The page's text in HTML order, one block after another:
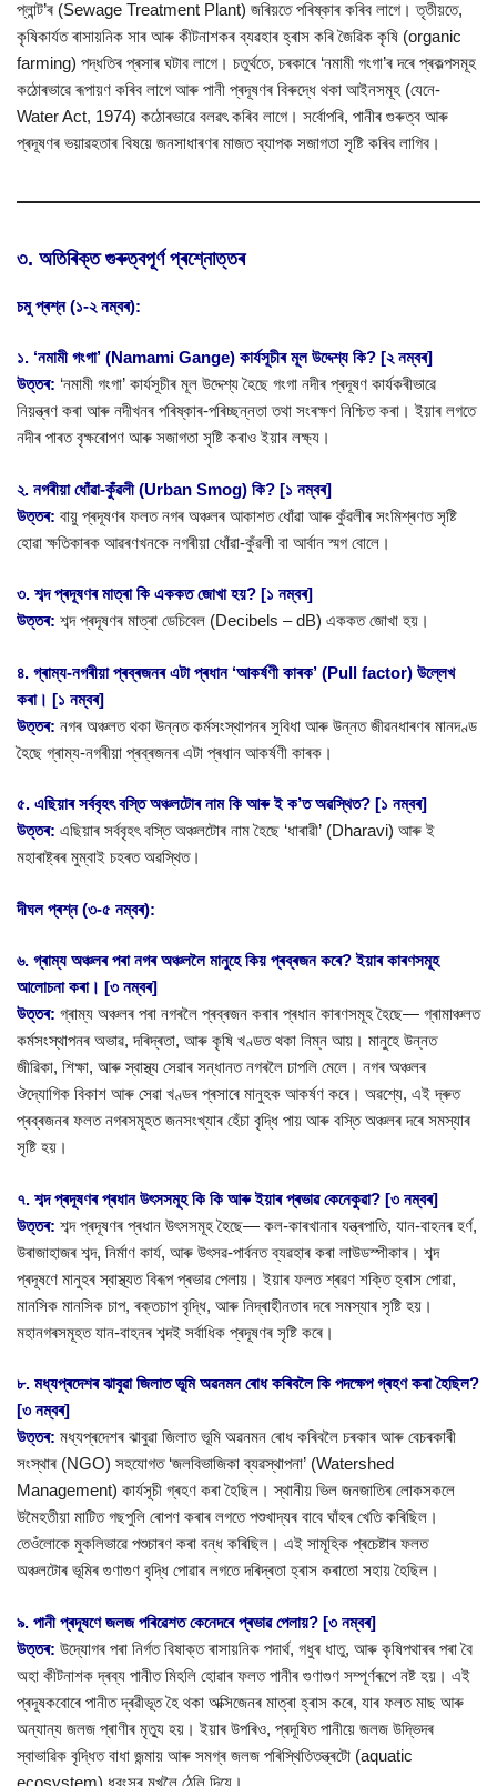
প্লান্ট’ৰ (Sewage Treatment Plant) জৰিয়তে পৰিষ্কাৰ কৰিব লাগে। তৃতীয়তে,
কৃষিকাৰ্যত ৰাসায়নিক সাৰ আৰু কীটনাশকৰ ব্যৱহাৰ হ্ৰাস কৰি জৈৱিক কৃষি (organic
farming) পদ্ধতিৰ প্ৰসাৰ ঘটাব লাগে। চতুৰ্থতে, চৰকাৰে ‘নমামী গংগা’ৰ দৰে প্ৰকল্পসমূহ
কঠোৰভাৱে ৰূপায়ণ কৰিব লাগে আৰু পানী প্ৰদূষণৰ বিৰুদ্ধে থকা আইনসমূহ (যেনে-
Water Act, 1974) কঠোৰভাৱে বলৱৎ কৰিব লাগে। সৰ্বোপৰি, পানীৰ গুৰুত্ব আৰু
প্ৰদূষণৰ ভয়াৱহতাৰ বিষয়ে জনসাধাৰণৰ মাজত ব্যাপক সজাগতা সৃষ্টি কৰিব লাগিব।
৩. অতিৰিক্ত গুৰুত্বপূৰ্ণ প্ৰশ্নোত্তৰ
চমু প্ৰশ্ন (১-২ নম্বৰ):
১. ‘নমামী গংগা’ (Namami Gange) কাৰ্যসূচীৰ মূল উদ্দেশ্য কি? [২ নম্বৰ]
উত্তৰ: ‘নমামী গংগা’ কাৰ্যসূচীৰ মূল উদ্দেশ্য হৈছে গংগা নদীৰ প্ৰদূষণ কাৰ্যকৰীভাৱে
নিয়ন্ত্ৰণ কৰা আৰু নদীখনৰ পৰিষ্কাৰ-পৰিচ্ছন্নতা তথা সংৰক্ষণ নিশ্চিত কৰা। ইয়াৰ লগতে
নদীৰ পাৰত বৃক্ষৰোপণ আৰু সজাগতা সৃষ্টি কৰাও ইয়াৰ লক্ষ্য।
২. নগৰীয়া ধোঁৱা-কুঁৱলী (Urban Smog) কি? [১ নম্বৰ]
উত্তৰ: বায়ু প্ৰদূষণৰ ফলত নগৰ অঞ্চলৰ আকাশত ধোঁৱা আৰু কুঁৱলীৰ সংমিশ্ৰণত সৃষ্টি
হোৱা ক্ষতিকাৰক আৱৰণখনকে নগৰীয়া ধোঁৱা-কুঁৱলী বা আৰ্বান স্মগ বোলে।
৩. শব্দ প্ৰদূষণৰ মাত্ৰা কি এককত জোখা হয়? [১ নম্বৰ]
উত্তৰ: শব্দ প্ৰদূষণৰ মাত্ৰা ডেচিবেল (Decibels – dB) এককত জোখা হয়।
৪. গ্ৰাম্য-নগৰীয়া প্ৰব্ৰজনৰ এটা প্ৰধান ‘আকৰ্ষণী কাৰক’ (Pull factor) উল্লেখ
কৰা। [১ নম্বৰ]
উত্তৰ: নগৰ অঞ্চলত থকা উন্নত কৰ্মসংস্থাপনৰ সুবিধা আৰু উন্নত জীৱনধাৰণৰ মানদণ্ড
হৈছে গ্ৰাম্য-নগৰীয়া প্ৰব্ৰজনৰ এটা প্ৰধান আকৰ্ষণী কাৰক।
৫. এছিয়াৰ সৰ্ববৃহৎ বস্তি অঞ্চলটোৰ নাম কি আৰু ই ক’ত অৱস্থিত? [১ নম্বৰ]
উত্তৰ: এছিয়াৰ সৰ্ববৃহৎ বস্তি অঞ্চলটোৰ নাম হৈছে ‘ধাৰাৱী’ (Dharavi) আৰু ই
মহাৰাষ্ট্ৰৰ মুম্বাই চহৰত অৱস্থিত।
দীঘল প্ৰশ্ন (৩-৫ নম্বৰ):
৬. গ্ৰাম্য অঞ্চলৰ পৰা নগৰ অঞ্চললৈ মানুহে কিয় প্ৰব্ৰজন কৰে? ইয়াৰ কাৰণসমূহ
আলোচনা কৰা। [৩ নম্বৰ]
উত্তৰ: গ্ৰাম্য অঞ্চলৰ পৰা নগৰলৈ প্ৰব্ৰজন কৰাৰ প্ৰধান কাৰণসমূহ হৈছে— গ্ৰামাঞ্চলত
কৰ্মসংস্থাপনৰ অভাৱ, দৰিদ্ৰতা, আৰু কৃষি খণ্ডত থকা নিম্ন আয়। মানুহে উন্নত
জীৱিকা, শিক্ষা, আৰু স্বাস্থ্য সেৱাৰ সন্ধানত নগৰলৈ ঢাপলি মেলে। নগৰ অঞ্চলৰ
ঔদ্যোগিক বিকাশ আৰু সেৱা খণ্ডৰ প্ৰসাৰে মানুহক আকৰ্ষণ কৰে। অৱশ্যে, এই দ্ৰুত
প্ৰব্ৰজনৰ ফলত নগৰসমূহত জনসংখ্যাৰ হেঁচা বৃদ্ধি পায় আৰু বস্তি অঞ্চলৰ দৰে সমস্যাৰ
সৃষ্টি হয়।
৭. শব্দ প্ৰদূষণৰ প্ৰধান উৎসসমূহ কি কি আৰু ইয়াৰ প্ৰভাৱ কেনেকুৱা? [৩ নম্বৰ]
উত্তৰ: শব্দ প্ৰদূষণৰ প্ৰধান উৎসসমূহ হৈছে— কল-কাৰখানাৰ যন্ত্ৰপাতি, যান-বাহনৰ হৰ্ণ,
উৰাজাহাজৰ শব্দ, নিৰ্মাণ কাৰ্য, আৰু উৎসৱ-পাৰ্বনত ব্যৱহাৰ কৰা লাউডস্পীকাৰ। শব্দ
প্ৰদূষণে মানুহৰ স্বাস্থ্যত বিৰূপ প্ৰভাৱ পেলায়। ইয়াৰ ফলত শ্ৰৱণ শক্তি হ্ৰাস পোৱা,
মানসিক মানসিক চাপ, ৰক্তচাপ বৃদ্ধি, আৰু নিদ্ৰাহীনতাৰ দৰে সমস্যাৰ সৃষ্টি হয়।
মহানগৰসমূহত যান-বাহনৰ শব্দই সৰ্বাধিক প্ৰদূষণৰ সৃষ্টি কৰে।
৮. মধ্যপ্ৰদেশৰ ঝাবুৱা জিলাত ভূমি অৱনমন ৰোধ কৰিবলৈ কি পদক্ষেপ গ্ৰহণ কৰা হৈছিল?
[৩ নম্বৰ]
উত্তৰ: মধ্যপ্ৰদেশৰ ঝাবুৱা জিলাত ভূমি অৱনমন ৰোধ কৰিবলৈ চৰকাৰ আৰু বেচৰকাৰী
সংস্থাৰ (NGO) সহযোগত ‘জলবিভাজিকা ব্যৱস্থাপনা’ (Watershed
Management) কাৰ্যসূচী গ্ৰহণ কৰা হৈছিল। স্থানীয় ভিল জনজাতিৰ লোকসকলে
উমৈহতীয়া মাটিত গছপুলি ৰোপণ কৰাৰ লগতে পশুখাদ্যৰ বাবে ঘাঁহৰ খেতি কৰিছিল।
তেওঁলোকে মুকলিভাৱে পশুচাৰণ কৰা বন্ধ কৰিছিল। এই সামূহিক প্ৰচেষ্টাৰ ফলত
অঞ্চলটোৰ ভূমিৰ গুণাগুণ বৃদ্ধি পোৱাৰ লগতে দৰিদ্ৰতা হ্ৰাস কৰাতো সহায় হৈছিল।
৯. পানী প্ৰদূষণে জলজ পৰিৱেশত কেনেদৰে প্ৰভাৱ পেলায়? [৩ নম্বৰ]
উত্তৰ: উদ্যোগৰ পৰা নিৰ্গত বিষাক্ত ৰাসায়নিক পদাৰ্থ, গধুৰ ধাতু, আৰু কৃষিপথাৰৰ পৰা বৈ
অহা কীটনাশক দ্ৰব্য পানীত মিহলি হোৱাৰ ফলত পানীৰ গুণাগুণ সম্পূৰ্ণৰূপে নষ্ট হয়। এই
প্ৰদূষকবোৰে পানীত দ্ৰৱীভূত হৈ থকা অক্সিজেনৰ মাত্ৰা হ্ৰাস কৰে, যাৰ ফলত মাছ আৰু
অন্যান্য জলজ প্ৰাণীৰ মৃত্যু হয়। ইয়াৰ উপৰিও, প্ৰদূষিত পানীয়ে জলজ উদ্ভিদৰ
স্বাভাৱিক বৃদ্ধিত বাধা জন্মায় আৰু সমগ্ৰ জলজ পৰিস্থিতিতন্ত্ৰটো (aquatic
ecosystem) ধ্বংসৰ মুখলৈ ঠেলি দিয়ে।